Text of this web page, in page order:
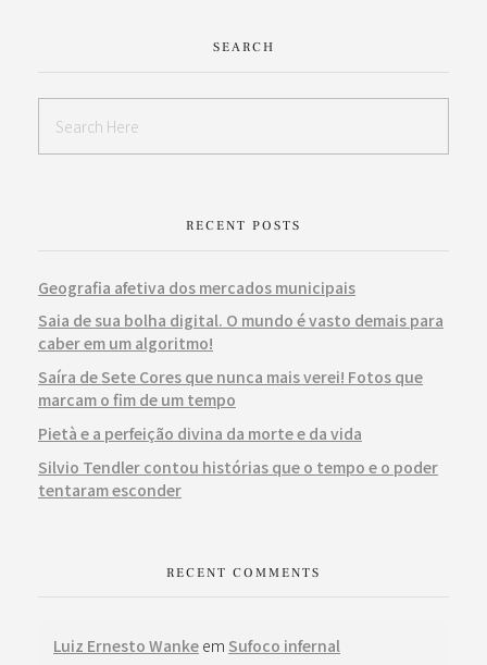
SEARCH
RECENT POSTS
Geografia afetiva dos mercados municipais
Saia de sua bolha digital. O mundo é vasto demais para
caber em um algoritmo!
Saíra de Sete Cores que nunca mais verei! Fotos que
marcam o fim de um tempo
Pietà e a perfeição divina da morte e da vida
Silvio Tendler contou histórias que o tempo e o poder
tentaram esconder
RECENT COMMENTS
Luiz Ernesto Wanke em Sufoco infernal